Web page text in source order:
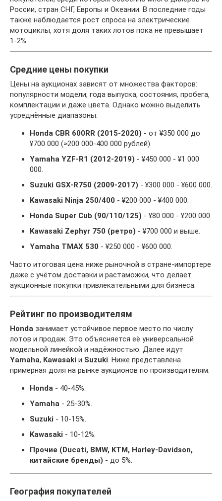
России, стран СНГ, Европы и Океании. В последние годы
также наблюдается рост спроса на электрические
мотоциклы, хотя доля таких лотов пока не превышает
1-2%.
Средние цены покупки
Цены на аукционах зависят от множества факторов:
популярности модели, года выпуска, состояния, пробега,
комплектации и даже цвета. Однако можно выделить
усреднённые диапазоны:
Honda CBR 600RR (2015-2020) - от ¥350 000 до
¥700 000 (≈200 000-400 000 рублей).
Yamaha YZF-R1 (2012-2019) - ¥450 000 - ¥1 000
000.
Suzuki GSX-R750 (2009-2017) - ¥300 000 - ¥600 000.
Kawasaki Ninja 250/400 - ¥200 000 - ¥400 000.
Honda Super Cub (90/110/125) - ¥80 000 - ¥200 000.
Kawasaki Zephyr 750 (ретро) - ¥700 000 и выше.
Yamaha TMAX 530 - ¥250 000 - ¥600 000.
Часто итоговая цена ниже рыночной в стране-импортере
даже с учётом доставки и растаможки, что делает
аукционные покупки привлекательными для бизнеса.
Рейтинг по производителям
Honda занимает устойчивое первое место по числу
лотов и продаж. Это объясняется её универсальной
модельной линейкой и надёжностью. Далее идут
Yamaha, Kawasaki и Suzuki. Ниже представлена
примерная доля на рынке аукционов по производителям:
Honda - 40-45%.
Yamaha - 25-30%.
Suzuki - 10-15%.
Kawasaki - 10-12%.
Прочие (Ducati, BMW, KTM, Harley-Davidson,
китайские бренды) - до 5%.
География покупателей